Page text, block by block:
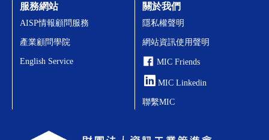
服務網站
AISP情報顧問服務
產業顧問學院
English Service
關於我們
隱私權聲明
網站資訊使用聲明
MIC Friends
MIC Linkedin
聯繫MIC